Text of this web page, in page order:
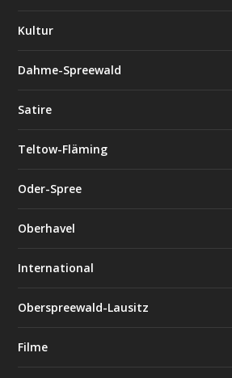
Kultur
Dahme-Spreewald
Satire
Teltow-Fläming
Oder-Spree
Oberhavel
International
Oberspreewald-Lausitz
Filme